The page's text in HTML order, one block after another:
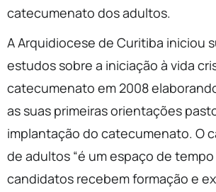
catecumenato dos adultos.
A Arquidiocese de Curitiba iniciou
estudos sobre a iniciação à vida
catecumenato em 2008
as suas primeiras orientações
implantação do catecumenato. O
de adultos “é um espaço de
candidatos recebem formação e